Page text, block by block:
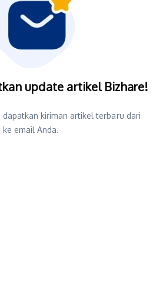
update artikel Bizhare!
kiriman artikel terbaru dari
email Anda.